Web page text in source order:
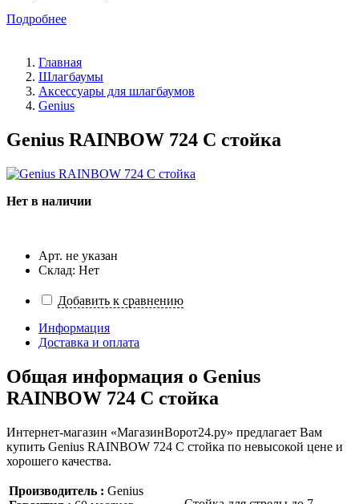
Подробнее
Главная
Шлагбаумы
Аксессуары для шлагбаумов
Genius
Genius RAINBOW 724 C стойка
Нет в наличии
Арт. не указан
Склад: Нет
Добавить к сравнению
Информация
Доставка и оплата
Общая информация о Genius
RAINBOW 724 C стойка
Интернет-магазин «МагазинВорот24.ру» предлагает Вам
купить Genius RAINBOW 724 C стойка по невысокой цене и
хорошего качества.
Производитель : Genius